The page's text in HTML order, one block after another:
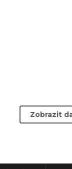
Zobrazit